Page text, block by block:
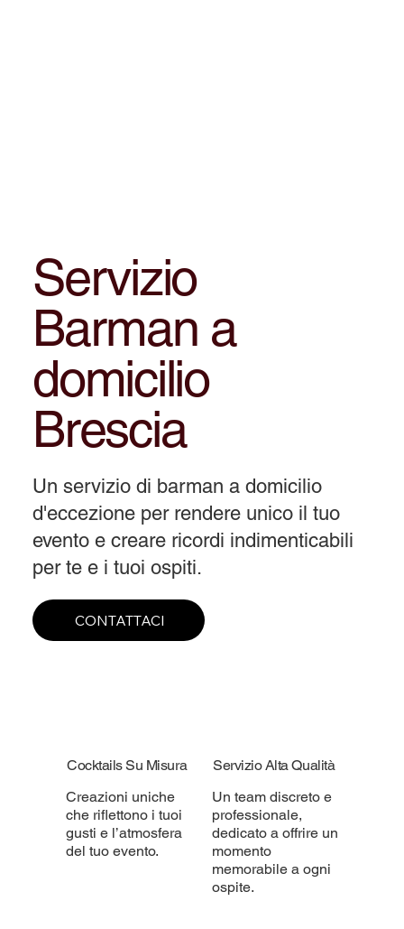
Servizio
Barman a
domicilio
Brescia
Un servizio di barman a domicilio
d'eccezione per rendere unico il tuo
evento e creare ricordi indimenticabili
per te e i tuoi ospiti.
CONTATTACI
Cocktails Su Misura
Creazioni uniche
che riflettono i tuoi
gusti e l’atmosfera
del tuo evento.
Servizio Alta Qualità
Un team discreto e
professionale,
dedicato a offrire un
momento
memorabile a ogni
ospite.